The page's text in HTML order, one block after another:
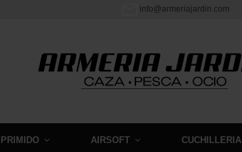
info@armeriajardin.com
AIRSOFT CUCHILLERIA